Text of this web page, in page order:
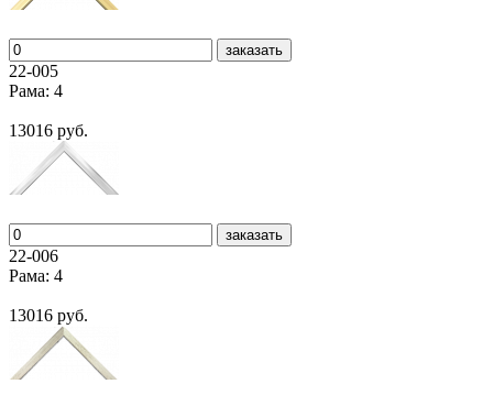
заказать
22-005
Рама: 4
13016 руб.
заказать
22-006
Рама: 4
13016 руб.